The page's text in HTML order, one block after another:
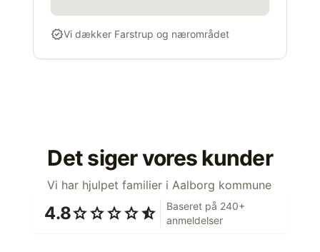
verifiedVi dækker Farstrup og nærområdet
Det siger vores kunder
Vi har hjulpet familier i Aalborg kommune
4.8starstarstarstarstar_half
Baseret på 240+
anmeldelser